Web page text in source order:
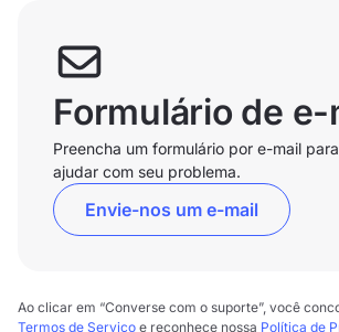
Formulário de e-
Preencha um formulário por e-mail
ajudar com seu problema.
Envie-nos um e-mail
Ao clicar em “Converse com o suporte”, você
Termos de Serviço e reconhece nossa Política de